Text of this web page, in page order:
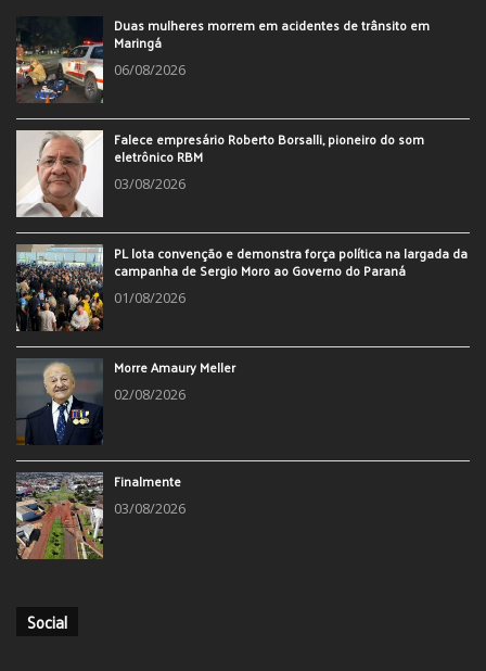
Duas mulheres morrem em acidentes de trânsito em
Maringá
06/08/2026
Falece empresário Roberto Borsalli, pioneiro do som
eletrônico RBM
03/08/2026
PL lota convenção e demonstra força política na largada da
campanha de Sergio Moro ao Governo do Paraná
01/08/2026
Morre Amaury Meller
02/08/2026
Finalmente
03/08/2026
Social